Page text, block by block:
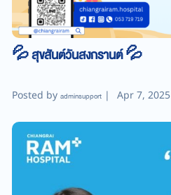
💦 สุขสันต์วันสงกรานต์ 💦
Posted by adminsupport | Apr 7, 2025